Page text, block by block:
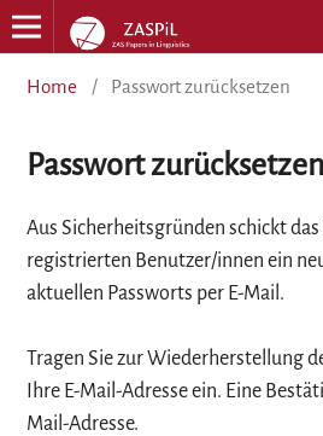
Home / Passwort zurücksetzen
Passwort zurücksetzen
Aus Sicherheitsgründen schickt
registrierten Benutzer/innen ein
aktuellen Passworts per E-Mail.
Tragen Sie zur Wiederherstellung
Ihre E-Mail-Adresse ein. Eine
Mail-Adresse.